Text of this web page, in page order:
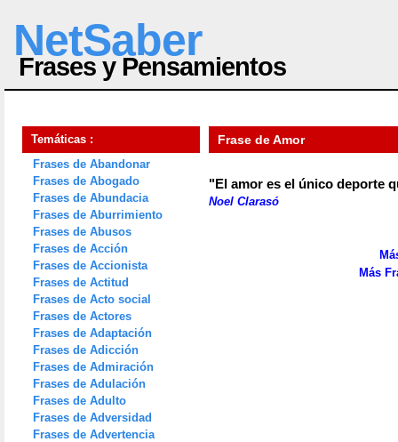
NetSaber
Frases y Pensamientos
Temáticas :
Frases de Abandonar
Frases de Abogado
Frases de Abundacia
Frases de Aburrimiento
Frases de Abusos
Frases de Acción
Frases de Accionista
Frases de Actitud
Frases de Acto social
Frases de Actores
Frases de Adaptación
Frases de Adicción
Frases de Admiración
Frases de Adulación
Frases de Adulto
Frases de Adversidad
Frases de Advertencia
Frase de Amor
"El amor es el único deporte
Noel Clarasó
Más